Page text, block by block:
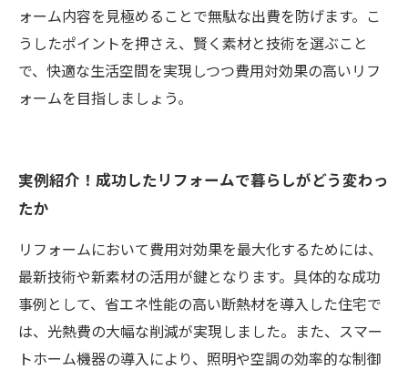
ォーム内容を見極めることで無駄な出費を防げます。こ
うしたポイントを押さえ、賢く素材と技術を選ぶこと
で、快適な生活空間を実現しつつ費用対効果の高いリフ
ォームを目指しましょう。
実例紹介！成功したリフォームで暮らしがどう変わっ
たか
リフォームにおいて費用対効果を最大化するためには、
最新技術や新素材の活用が鍵となります。具体的な成功
事例として、省エネ性能の高い断熱材を導入した住宅で
は、光熱費の大幅な削減が実現しました。また、スマー
トホーム機器の導入により、照明や空調の効率的な制御